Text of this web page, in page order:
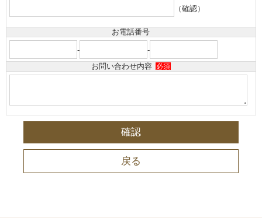
（確認）
お電話番号
-
-
お問い合わせ内容
必須